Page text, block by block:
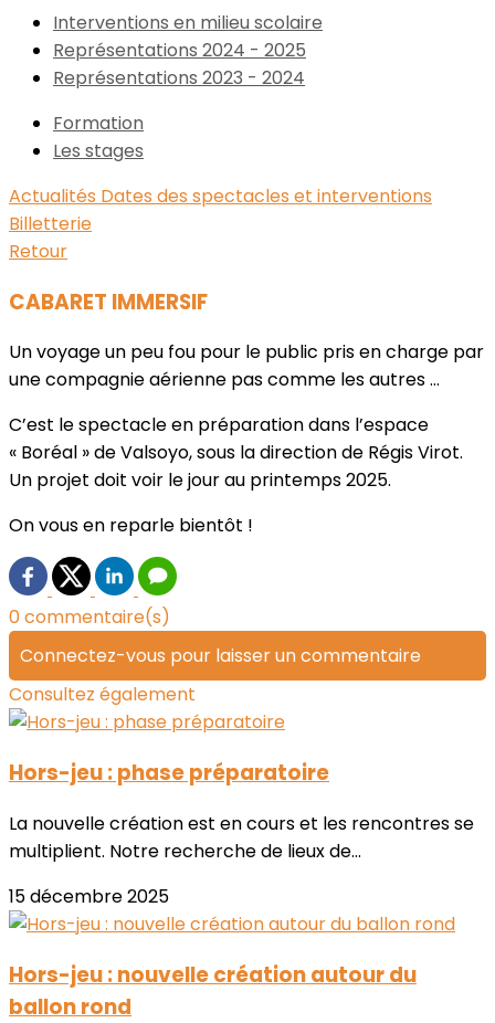
Interventions en milieu scolaire
Représentations 2024 - 2025
Représentations 2023 - 2024
Formation
Les stages
Actualités Dates des spectacles et interventions
Billetterie
Retour
CABARET IMMERSIF
Un voyage un peu fou pour le public pris en charge par
une compagnie aérienne pas comme les autres ...
C’est le spectacle en préparation dans l’espace
« Boréal » de Valsoyo, sous la direction de Régis Virot.
Un projet doit voir le jour au printemps 2025.
On vous en reparle bientôt !
0 commentaire(s)
Connectez-vous pour laisser un commentaire
Consultez également
Hors-jeu : phase préparatoire
La nouvelle création est en cours et les rencontres se
multiplient. Notre recherche de lieux de...
15 décembre 2025
Hors-jeu : nouvelle création autour du
ballon rond